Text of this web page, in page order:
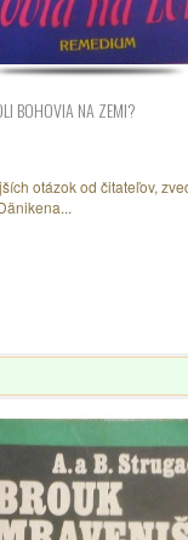
BOHOVIA NA ZEMI?
otázok od čitateľov,